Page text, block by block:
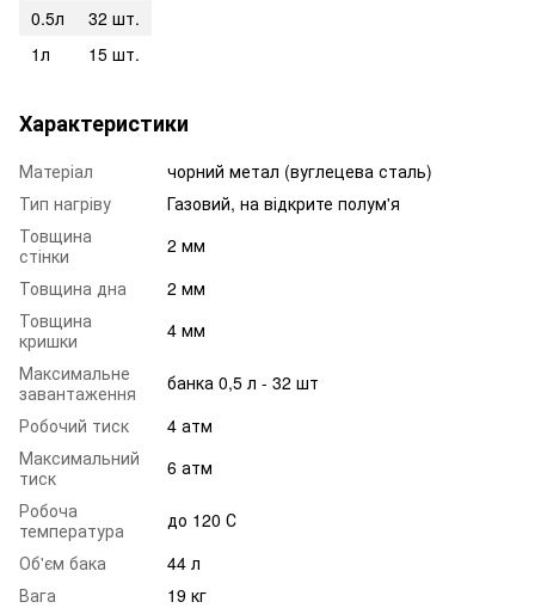
0.5л
32 шт.
1л
15 шт.
Характеристики
Матеріал
чорний метал (вуглецева сталь)
Тип нагріву
Газовий, на відкрите полум'я
Товщина
стінки
2 мм
Товщина дна
2 мм
Товщина
кришки
4 мм
Максимальне
завантаження
банка 0,5 л - 32 шт
Робочий тиск
4 атм
Максимальний
тиск
6 атм
Робоча
температура
до 120 С
Об'єм бака
44 л
Вага
19 кг